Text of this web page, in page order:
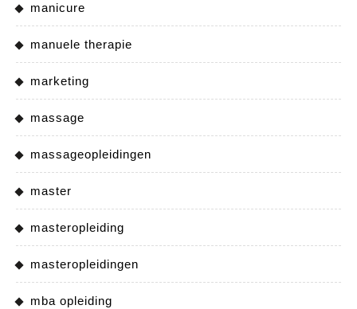
manicure
manuele therapie
marketing
massage
massageopleidingen
master
masteropleiding
masteropleidingen
mba opleiding